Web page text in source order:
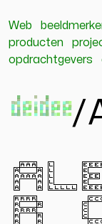
Web
producten
opdrachtgevers
deidee/